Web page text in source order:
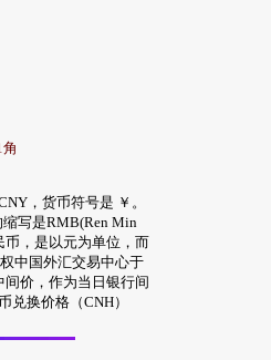
，货币符号是 ￥。
写是RMB(Ren Min
，是以元为单位，而
中国外汇交易中心于
价，作为当日银行间
换价格（CNH）